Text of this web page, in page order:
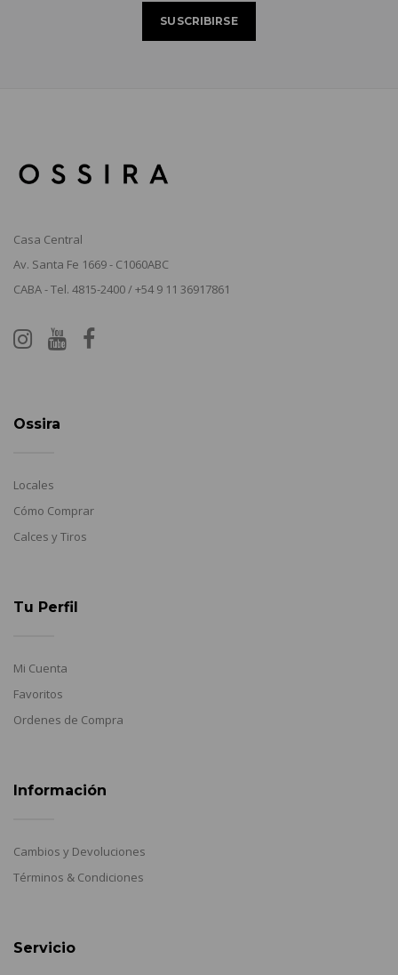
Casa Central
Av. Santa Fe 1669 - C1060ABC
CABA - Tel. 4815-2400 / +54 9 11 36917861
Ossira
Locales
Cómo Comprar
Calces y Tiros
Tu Perfil
Mi Cuenta
Favoritos
Ordenes de Compra
Información
Cambios y Devoluciones
Términos & Condiciones
Servicio